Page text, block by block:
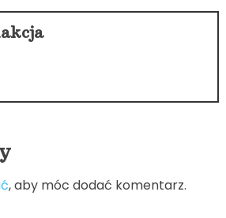
, aby móc dodać komentarz.